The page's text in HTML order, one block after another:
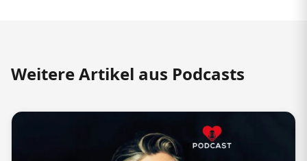
Weitere Artikel aus Podcasts